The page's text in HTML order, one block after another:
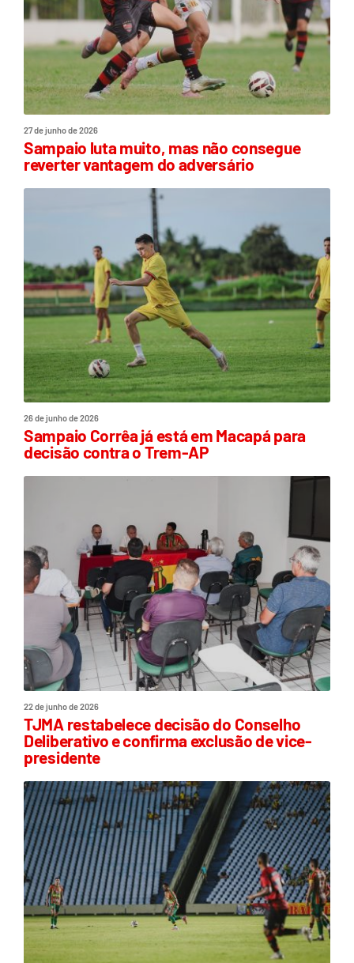
27 de junho de 2026
Sampaio luta muito, mas não consegue
reverter vantagem do adversário
26 de junho de 2026
Sampaio Corrêa já está em Macapá para
decisão contra o Trem-AP
22 de junho de 2026
TJMA restabelece decisão do Conselho
Deliberativo e confirma exclusão de vice-
presidente